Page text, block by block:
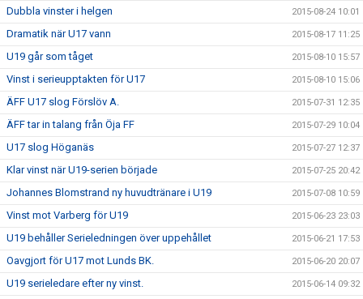
Dubbla vinster i helgen 2015-08-24 10:01
Dramatik när U17 vann 2015-08-17 11:25
U19 går som tåget 2015-08-10 15:57
Vinst i serieupptakten för U17 2015-08-10 15:06
ÄFF U17 slog Förslöv A. 2015-07-31 12:35
ÄFF tar in talang från Öja FF 2015-07-29 10:04
U17 slog Höganäs 2015-07-27 12:37
Klar vinst när U19-serien började 2015-07-25 20:42
Johannes Blomstrand ny huvudtränare i U19 2015-07-08 10:59
Vinst mot Varberg för U19 2015-06-23 23:03
U19 behåller Serieledningen över uppehållet 2015-06-21 17:53
Oavgjort för U17 mot Lunds BK. 2015-06-20 20:07
U19 serieledare efter ny vinst. 2015-06-14 09:32